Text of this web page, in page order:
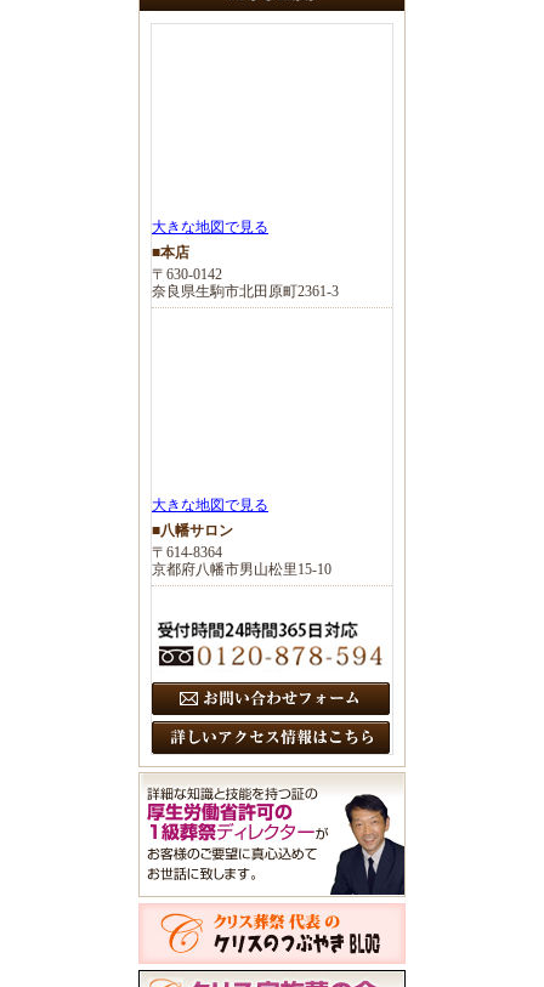
大きな地図で見る
■本店
〒630-0142
奈良県生駒市北田原町2361-3
大きな地図で見る
■八幡サロン
〒614-8364
京都府八幡市男山松里15-10